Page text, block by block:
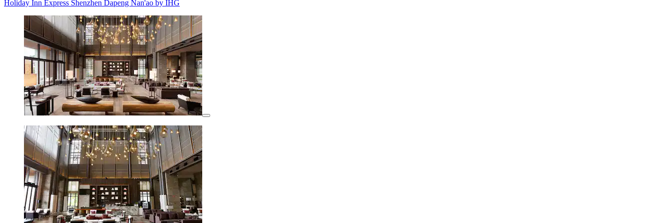
Holiday Inn Express Shenzhen Dapeng Nan'ao by IHG